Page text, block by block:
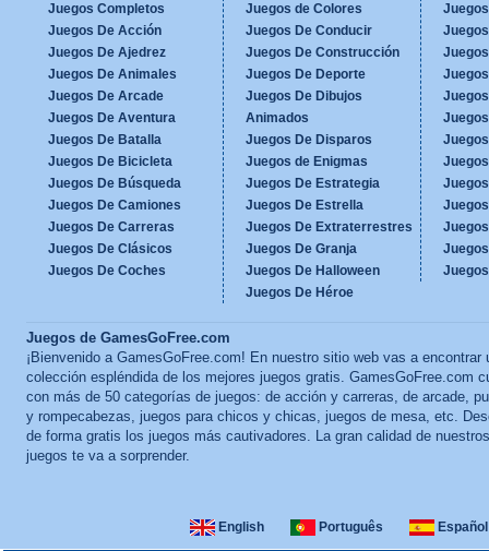
Juegos Completos
Juegos De Acción
Juegos De Ajedrez
Juegos De Animales
Juegos De Arcade
Juegos De Aventura
Juegos De Batalla
Juegos De Bicicleta
Juegos De Búsqueda
Juegos De Camiones
Juegos De Carreras
Juegos De Clásicos
Juegos De Coches
Juegos de Colores
Juegos De Conducir
Juegos De Construcción
Juegos De Deporte
Juegos De Dibujos
Animados
Juegos De Disparos
Juegos de Enigmas
Juegos De Estrategia
Juegos De Estrella
Juegos De Extraterrestres
Juegos De Granja
Juegos De Halloween
Juegos De Héroe
Juegos de GamesGoFree.com
¡Bienvenido a GamesGoFree.com! En nuestro sitio web vas a encontrar
colección espléndida de los mejores juegos gratis. GamesGoFree.com
con más de 50 categorías de juegos: de acción y carreras, de arcade,
y rompecabezas, juegos para chicos y chicas, juegos de mesa, etc.
de forma gratis los juegos más cautivadores. La gran calidad de nuestros
juegos te va a sorprender.
English Português Español